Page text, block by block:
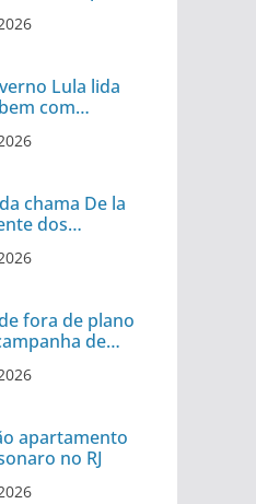
Lula lida
com
chama De la
dos
fora de plano
de
apartamento
no RJ